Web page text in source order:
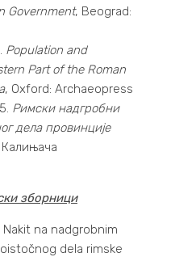
Government, Beograd:
Population and
Part of the Roman
, Oxford: Archaeopress
Римски надгробни
дела провинције
зборници
Nakit na nadgrobnim
dela rimske